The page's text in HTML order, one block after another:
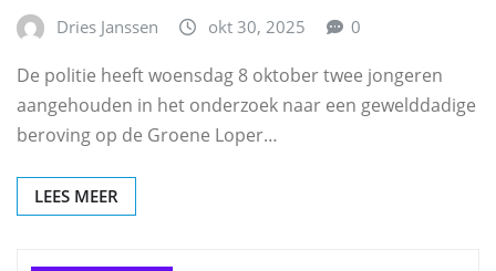
Dries Janssen okt 30, 2025 0
De politie heeft woensdag 8 oktober twee jongeren
aangehouden in het onderzoek naar een gewelddadige
beroving op de Groene Loper…
LEES MEER